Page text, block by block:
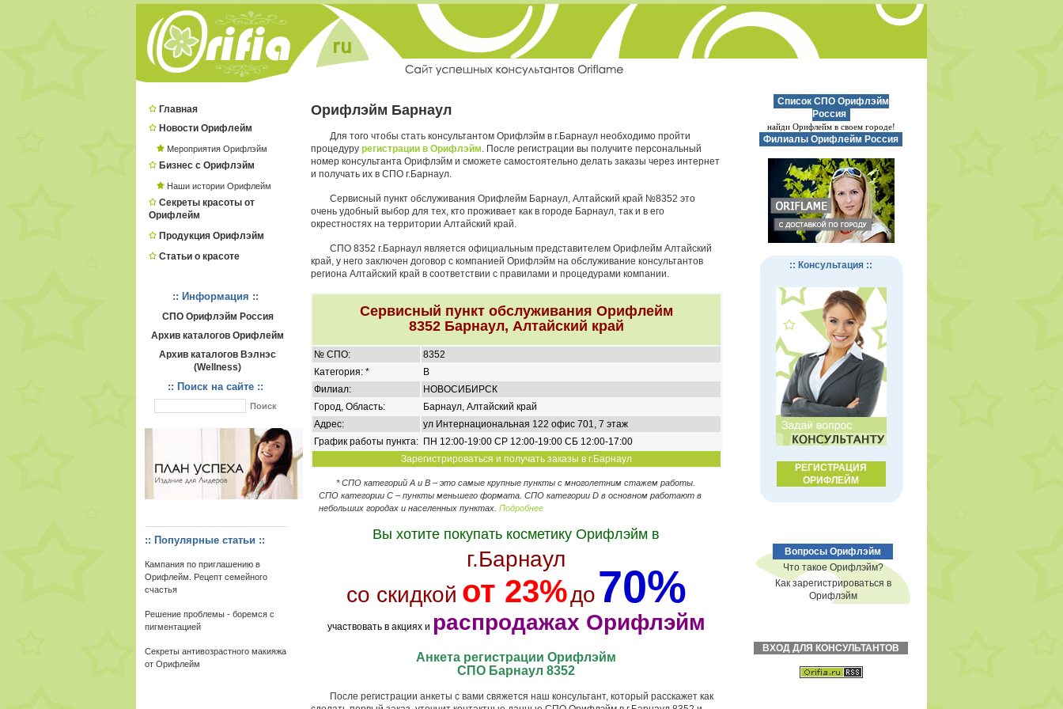
Главная
Новости Орифлейм
Мероприятия Орифлэйм
Бизнес с Орифлэйм
Наши истории Орифлейм
Секреты красоты от
Орифлейм
Продукция Орифлэйм
Статьи о красоте
:: Информация ::
СПО Орифлэйм Россия
Архив каталогов Орифлейм
Архив каталогов Вэлнэс
(Wellness)
:: Поиск на сайте ::
:: Популярные статьи ::
Кампания по приглашению в
Орифлейм. Рецепт семейного
счастья
Решение проблемы - боремся с
пигментацией
Секреты антивозрастного макияжа
от Орифлейм
Орифлэйм Барнаул
Для того чтобы стать консультантом Орифлэйм в г.Барнаул необходимо пройти
процедуру регистрации в Орифлэйм. После регистрации вы получите персональный
номер консультанта Орифлэйм и сможете самостоятельно делать заказы через интернет
и получать их в СПО г.Барнаул.
Сервисный пункт обслуживания Орифлейм Барнаул, Алтайский край №8352 это
очень удобный выбор для тех, кто проживает как в городе Барнаул, так и в его
окрестностях на территории Алтайский край.
СПО 8352 г.Барнаул является официальным представителем Орифлейм Алтайский
край, у него заключен договор с компанией Орифлэйм на обслуживание консультантов
региона Алтайский край в соответствии с правилами и процедурами компании.
Сервисный пункт обслуживания Орифлейм
8352 Барнаул, Алтайский край
№ СПО:
8352
Категория: *
B
Филиал:
НОВОСИБИРСК
Город, Область:
Барнаул, Алтайский край
Адрес:
ул Интернациональная 122 офис 701, 7 этаж
График работы пункта: ПН 12:00-19:00 СР 12:00-19:00 СБ 12:00-17:00
Зарегистрироваться и получать заказы в г.Барнаул
* СПО категорий А и В – это самые крупные пункты с многолетним стажем работы.
СПО категории C – пункты меньшего формата. СПО категории D в основном работают в
небольших городах и населенных пунктах. Подробнее
Вы хотите покупать косметику Орифлэйм в
г.Барнаул
со скидкой от 23%до70%
участвовать в акциях и распродажах Орифлэйм
Анкета регистрации Орифлэйм
СПО Барнаул 8352
После регистрации анкеты с вами свяжется наш консультант, который расскажет как
Список СПО Орифлэйм
Россия
найди Орифлейм в своем городе!
Филиалы Орифлейм Россия
:: Консультация ::
РЕГИСТРАЦИЯ
ОРИФЛЕЙМ
Вопросы Орифлэйм
Что такое Орифлэйм?
Как зарегистрироваться в
Орифлэйм
ВХОД ДЛЯ КОНСУЛЬТАНТОВ